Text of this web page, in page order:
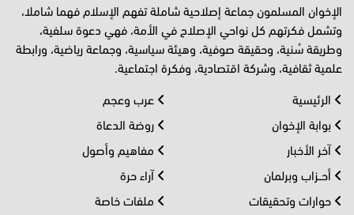
الإخوان المسلمون جماعة إصلاحية شاملة تفهم الإسلام فهما شاملا،
وتشمل فكرتهم كل نواحي الإصلاح في الأمة، فهي دعوة سلفية،
وطريقة سُنية، وحقيقة صوفية، وهيئة سياسية، وجماعة رياضية، ورابطة
علمية ثقافية، وشركة اقتصادية، وفكرة اجتماعية.
الرئيسية
بوابة الإخوان
آخر الأخبار
أحــزاب وبرلمان
حوارات وتحقيقات
عرب وعجم
روضة الدعاة
مفاهيم وأصول
آراء حرة
ملفات خاصة